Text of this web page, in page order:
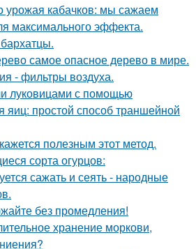
урожая кабачков: мы сажаем
максимального эффекта.
самое опасное дерево в мире.
- фильтры воздуха.
луковицами с помощью
яиц: простой способ траншейной
полезным этот метод.
сорта огурцов:
сажать и сеять - народные
без промедления!
хранение моркови,